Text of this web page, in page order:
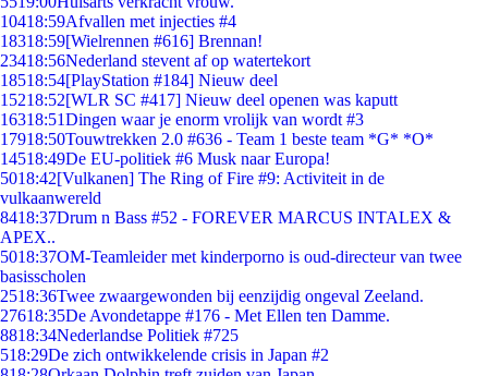
10418:59Afvallen met injecties #4
18318:59[Wielrennen #616] Brennan!
23418:56Nederland stevent af op watertekort
18518:54[PlayStation #184] Nieuw deel
15218:52[WLR SC #417] Nieuw deel openen was kaputt
16318:51Dingen waar je enorm vrolijk van wordt #3
17918:50Touwtrekken 2.0 #636 - Team 1 beste team *G* *O*
14518:49De EU-politiek #6 Musk naar Europa!
5018:42[Vulkanen] The Ring of Fire #9: Activiteit in de
vulkaanwereld
8418:37Drum n Bass #52 - FOREVER MARCUS INTALEX &
APEX..
5018:37OM-Teamleider met kinderporno is oud-directeur van twee
basisscholen
2518:36Twee zwaargewonden bij eenzijdig ongeval Zeeland.
27618:35De Avondetappe #176 - Met Ellen ten Damme.
8818:34Nederlandse Politiek #725
518:29De zich ontwikkelende crisis in Japan #2